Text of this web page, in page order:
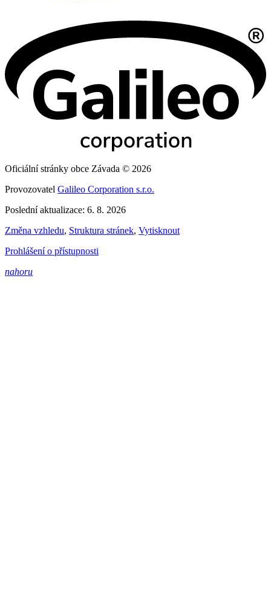
Oficiální stránky obce Závada © 2026
Provozovatel Galileo Corporation s.r.o.
Poslední aktualizace: 6. 8. 2026
Změna vzhledu, Struktura stránek, Vytisknout
Prohlášení o přístupnosti
nahoru